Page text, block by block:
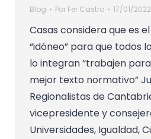
Blog Por Fer Castro 17/01/2022
Casas considera que es
“idóneo” para que todos
lo integran “trabajen
mejor texto normativo”
Regionalistas de
vicepresidente y
Universidades, Igualdad,